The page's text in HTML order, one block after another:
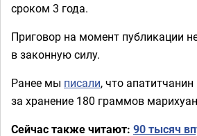
сроком 3 года.
Приговор на момент публикации
в законную силу.
Ранее мы писали, что
за хранение 180 граммов
Сейчас также читают: 90 тысяч